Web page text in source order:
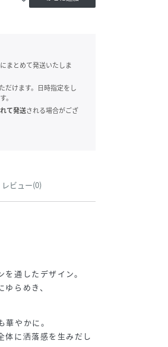
まとめて発送いたしま
だけます。日時指定をし
。
て発送される場合がござ
レビュー(0)
通したデザイン。
らめき、
やかに。
体に洒落感を生みだし